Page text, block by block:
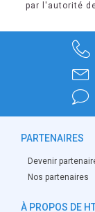
par l'autorité
PARTENAIRES
Devenir
Nos partenaires
À PROPOS DE